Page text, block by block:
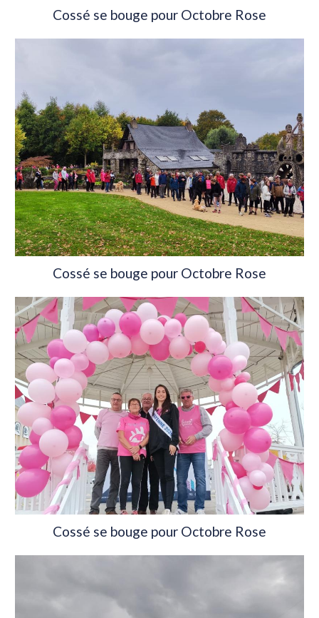
Cossé se bouge pour Octobre Rose
Cossé se bouge pour Octobre Rose
Cossé se bouge pour Octobre Rose